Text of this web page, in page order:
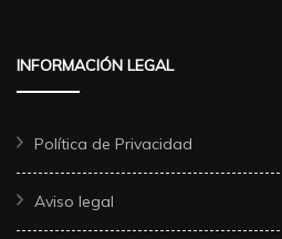
INFORMACIÓN LEGAL
Política de Privacidad
Aviso legal